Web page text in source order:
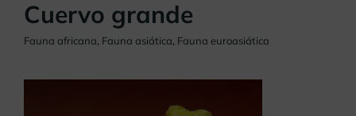
Cuervo grande
Fauna africana, Fauna asiática, Fauna euroasiática